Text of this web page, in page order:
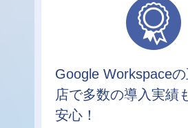
Google Workspace
店で多数の導入実績
安心！